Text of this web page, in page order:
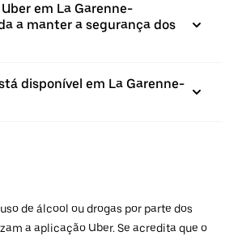
em La Garenne-
a manter a segurança dos
disponível em La Garenne-
de álcool ou drogas por parte dos
a aplicação Uber. Se acredita que o